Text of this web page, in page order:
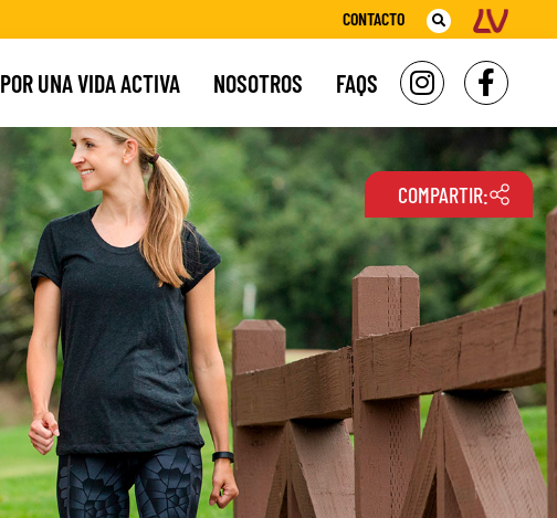
CONTACTO
POR UNA VIDA ACTIVA NOSOTROS FAQS
COMPARTIR: